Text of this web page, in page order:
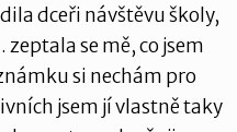
dceři návštěvu školy,
se mě, co jsem
si nechám pro
jsem jí vlastně taky